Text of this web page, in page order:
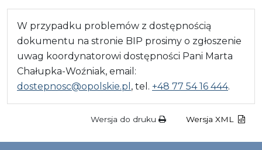
W przypadku problemów z dostępnością
dokumentu na stronie BIP prosimy o zgłoszenie
uwag koordynatorowi dostępności Pani Marta
Chałupka-Woźniak, email:
dostepnosc@opolskie.pl , tel. +48 77 54 16 444.
Wersja do druku Wersja XML